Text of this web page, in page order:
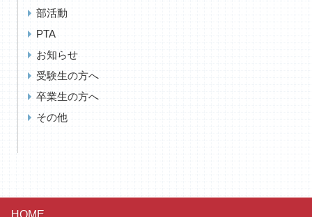
部活動
PTA
お知らせ
受験生の方へ
卒業生の方へ
その他
HOME